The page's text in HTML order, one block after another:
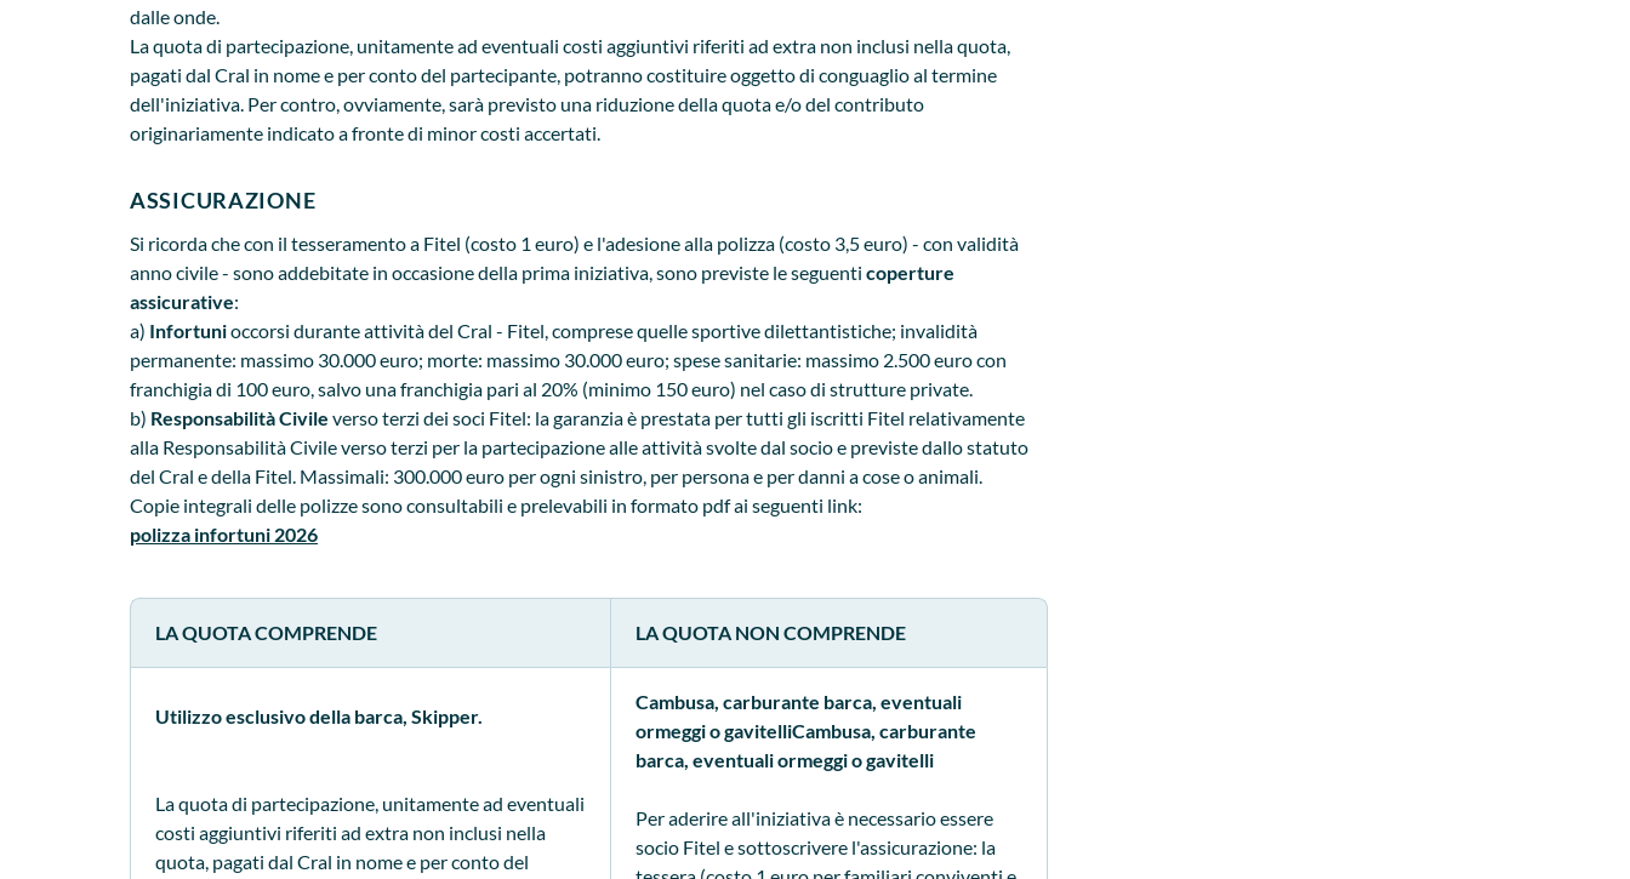
dalle onde.
La quota di partecipazione, unitamente ad eventuali costi aggiuntivi riferiti ad extra non inclusi nella quota,
pagati dal Cral in nome e per conto del partecipante, potranno costituire oggetto di conguaglio al termine
dell'iniziativa. Per contro, ovviamente, sarà previsto una riduzione della quota e/o del contributo
originariamente indicato a fronte di minor costi accertati.
ASSICURAZIONE
Si ricorda che con il tesseramento a Fitel (costo 1 euro) e l'adesione alla polizza (costo 3,5 euro) - con validità
anno civile - sono addebitate in occasione della prima iniziativa, sono previste le seguenti coperture
assicurative:
a) Infortunioccorsi durante attività del Cral - Fitel, comprese quelle sportive dilettantistiche; invalidità
permanente: massimo 30.000 euro; morte: massimo 30.000 euro; spese sanitarie: massimo 2.500 euro con
franchigia di 100 euro, salvo una franchigia pari al 20% (minimo 150 euro) nel caso di strutture private.
b) Responsabilità Civile verso terzi dei soci Fitel: la garanzia è prestata per tutti gli iscritti Fitel relativamente
alla Responsabilità Civile verso terzi per la partecipazione alle attività svolte dal socio e previste dallo statuto
del Cral e della Fitel. Massimali: 300.000 euro per ogni sinistro, per persona e per danni a cose o animali.
Copie integrali delle polizze sono consultabili e prelevabili in formato pdf ai seguenti link:
polizza infortuni 2026
LA QUOTA COMPRENDE LA QUOTA NON COMPRENDE
Utilizzo esclusivo della barca, Skipper.
La quota di partecipazione, unitamente ad eventuali
costi aggiuntivi riferiti ad extra non inclusi nella
quota, pagati dal Cral in nome e per conto del
Cambusa, carburante barca, eventuali
ormeggi o gavitelliCambusa, carburante
barca, eventuali ormeggi o gavitelli
Per aderire all'iniziativa è necessario essere
socio Fitel e sottoscrivere l'assicurazione: la